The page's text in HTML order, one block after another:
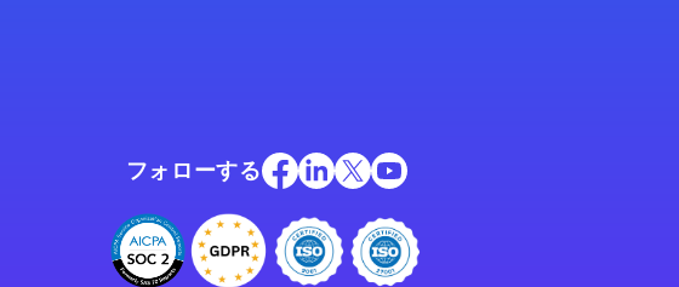
フォローする